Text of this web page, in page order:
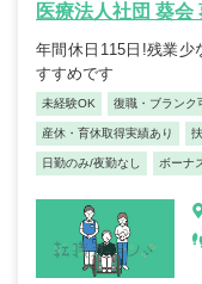
医療法人社団 葵
年間休日115日!残業少
すすめです
未経験OK 復職・ブランク
産休・育休取得実績あり
日勤のみ/夜勤なし ボーナ